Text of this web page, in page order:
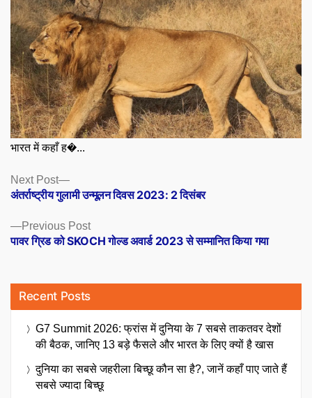
भारत में कहाँ ह�...
Posts
navigation
Previous PostPrevious
post:
पावर ग्रिड को SKOCH गोल्ड अवार्ड 2023 से सम्मानित किया गया
Next Post
Next
post:
अंतर्राष्ट्रीय गुलामी उन्मूलन दिवस 2023: 2 दिसंबर
Recent Posts
G7 Summit 2026: फ्रांस में दुनिया के 7 सबसे ताकतवर देशों
की बैठक, जानिए 13 बड़े फैसले और भारत के लिए क्यों है खास
दुनिया का सबसे जहरीला बिच्छू कौन सा है?, जानें कहाँ पाए जाते हैं
सबसे ज्यादा बिच्छू